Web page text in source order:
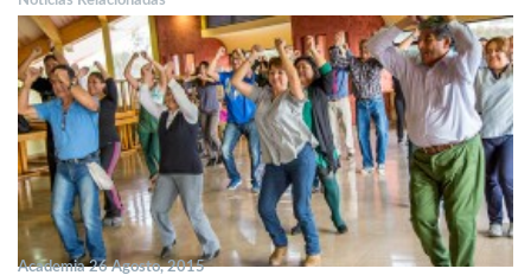
Academia 26 Agosto, 2015